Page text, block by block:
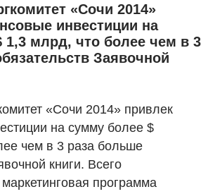
«Сочи 2014»
инвестиции на
1,3 млрд, что более чем в 3
Заявочной
«Сочи 2014» привлек
на сумму более $
чем в 3 раза больше
книги. Всего
программа